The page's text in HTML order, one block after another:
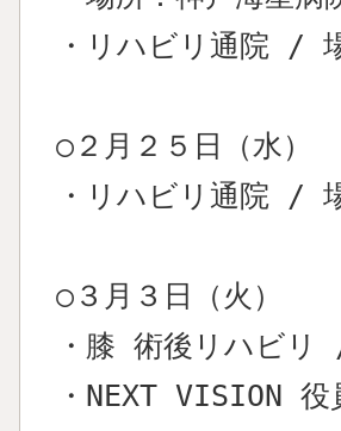
・リハビリ通院 /
○２月２５日（水）
・リハビリ通院 /
○３月３日（火）
・膝 術後リハビ
・NEXT VISION